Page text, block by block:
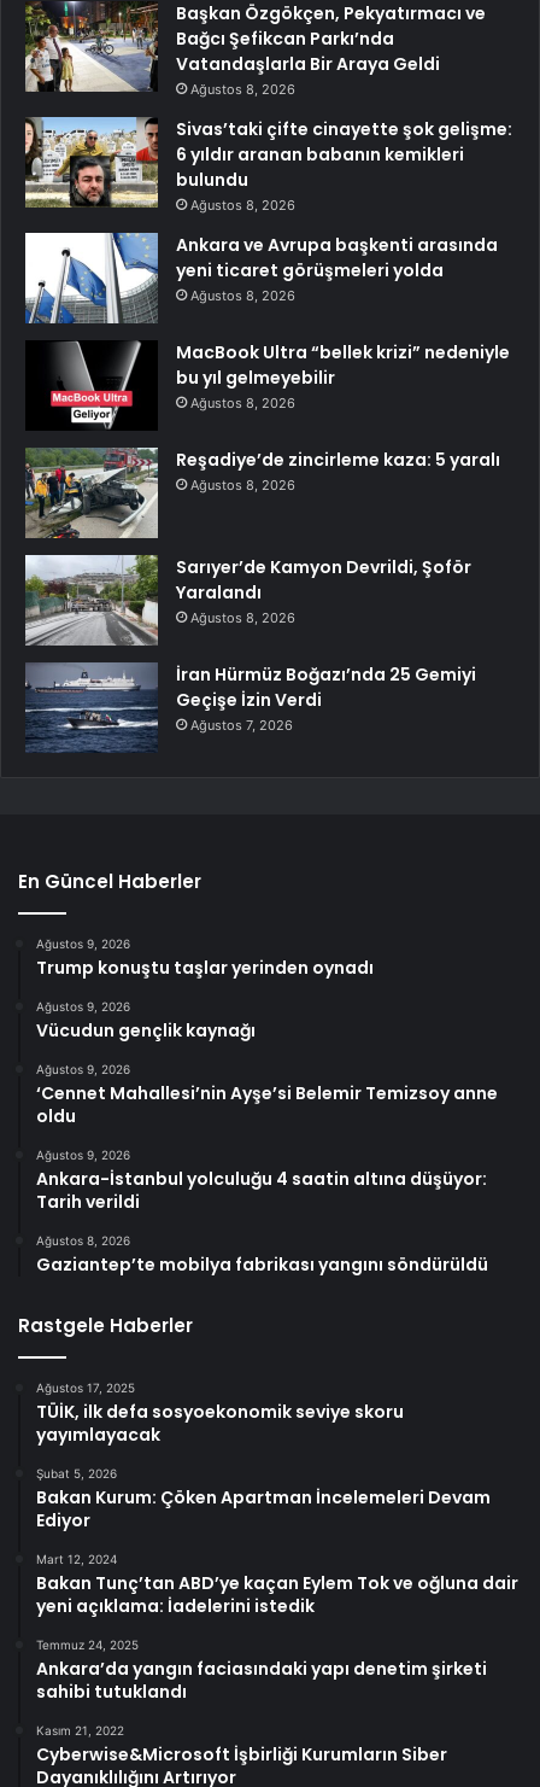
Başkan Özgökçen, Pekyatırmacı ve
Bağcı Şefikcan Parkı’nda
Vatandaşlarla Bir Araya Geldi
Ağustos 8, 2026
Sivas’taki çifte cinayette şok gelişme:
6 yıldır aranan babanın kemikleri
bulundu
Ağustos 8, 2026
Ankara ve Avrupa başkenti arasında
yeni ticaret görüşmeleri yolda
Ağustos 8, 2026
MacBook Ultra “bellek krizi” nedeniyle
bu yıl gelmeyebilir
Ağustos 8, 2026
Reşadiye’de zincirleme kaza: 5 yaralı
Ağustos 8, 2026
Sarıyer’de Kamyon Devrildi, Şoför
Yaralandı
Ağustos 8, 2026
İran Hürmüz Boğazı’nda 25 Gemiyi
Geçişe İzin Verdi
Ağustos 7, 2026
En Güncel Haberler
Ağustos 9, 2026
Trump konuştu taşlar yerinden oynadı
Ağustos 9, 2026
Vücudun gençlik kaynağı
Ağustos 9, 2026
‘Cennet Mahallesi’nin Ayşe’si Belemir Temizsoy anne
oldu
Ağustos 9, 2026
Ankara-İstanbul yolculuğu 4 saatin altına düşüyor:
Tarih verildi
Ağustos 8, 2026
Gaziantep’te mobilya fabrikası yangını söndürüldü
Rastgele Haberler
Ağustos 17, 2025
TÜİK, ilk defa sosyoekonomik seviye skoru
yayımlayacak
Şubat 5, 2026
Bakan Kurum: Çöken Apartman İncelemeleri Devam
Ediyor
Mart 12, 2024
Bakan Tunç’tan ABD’ye kaçan Eylem Tok ve oğluna dair
yeni açıklama: İadelerini istedik
Temmuz 24, 2025
Ankara’da yangın faciasındaki yapı denetim şirketi
sahibi tutuklandı
Kasım 21, 2022
Cyberwise&Microsoft İşbirliği Kurumların Siber
Dayanıklılığını Artırıyor